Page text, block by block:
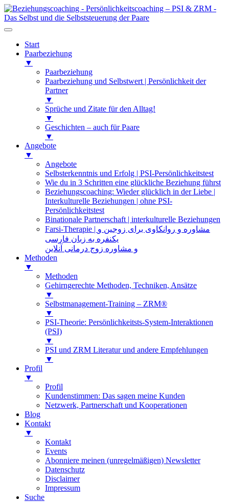
Start
Paarbeziehung
▼
Paarbeziehung
Paarbeziehung und Selbstwert | Persönlichkeit der
Partner
▼
Sprüche und Zitate für den Alltag!
▼
Geschichten – auch für Paare
▼
Angebote
▼
Angebote
Selbsterkenntnis und Erfolg | PSI-Persönlichkeitstest
Wie du in 3 Schritten eine glückliche Beziehung führst
Beziehungscoaching: Wieder glücklich in der Liebe |
Interkulturelle Beziehungen | ohne PSI-
Persönlichkeitstest
Binationale Partnerschaft | interkulturelle Beziehungen
Farsi-Therapie | مشاوره و روانکاوی برای زوجین و
یکنفره به زبان فارسی
و مشاوره زوج درمانی آنلاین
Methoden
▼
Methoden
Gehirngerechte Methoden, Techniken, Ansätze
▼
Selbstmanagement-Training – ZRM®
▼
PSI-Theorie: Persönlichkeitsts-System-Interaktionen
(PSI)
▼
PSI und ZRM Literatur und andere Empfehlungen
▼
Profil
▼
Profil
Kundenstimmen: Das sagen meine Kunden
Netzwerk, Partnerschaft und Kooperationen
Blog
Kontakt
▼
Kontakt
Events
Abonniere meinen (unregelmäßigen) Newsletter
Datenschutz
Disclaimer
Impressum
Suche